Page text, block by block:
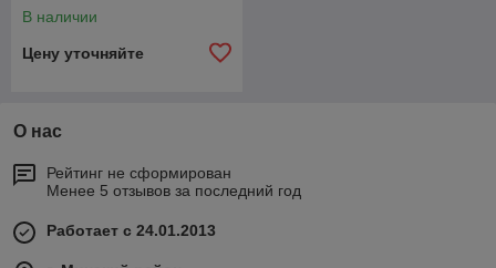
В наличии
Цену уточняйте
О нас
Рейтинг не сформирован
Менее 5 отзывов за последний год
Работает с 24.01.2013